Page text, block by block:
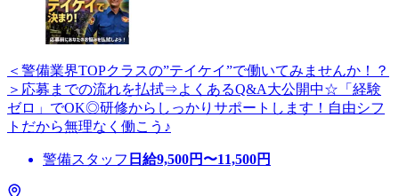
＜警備業界TOPクラスの”テイケイ”で働いてみませんか！？
＞応募までの流れを払拭⇒よくあるQ&A大公開中☆「経験
ゼロ」でOK◎研修からしっかりサポートします！自由シフ
トだから無理なく働こう♪
警備スタッフ 日給9,500円〜11,500円